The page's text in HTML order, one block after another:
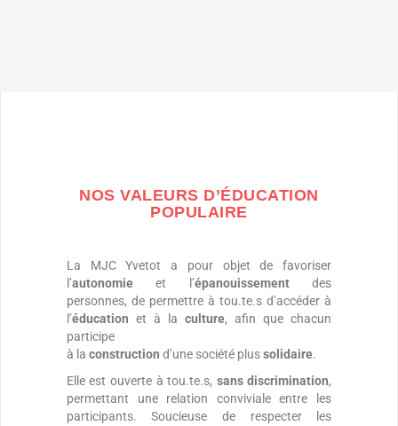
NOS VALEURS D’ÉDUCATION
POPULAIRE
La MJC Yvetot a pour objet de favoriser
l’autonomieet l’épanouissementdes
personnes, de permettre à tou.te.s d’accéder à
l’éducation et à laculture, afin que chacun
participe
à la construction d’une société plussolidaire.
Elle est ouverte à tou.te.s, sans discrimination,
permettant une relation conviviale entre les
participants. Soucieuse de respecter les